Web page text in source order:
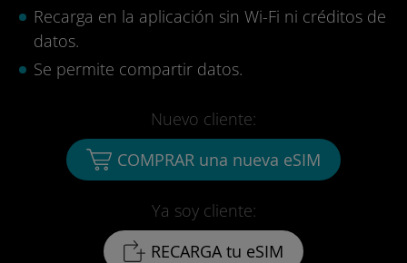
Recarga en la aplicación sin Wi-Fi ni créditos de
datos.
Se permite compartir datos.
Ya soy cliente:
RECARGA tu eSIM
Nuevo cliente:
COMPRAR una nueva eSIM